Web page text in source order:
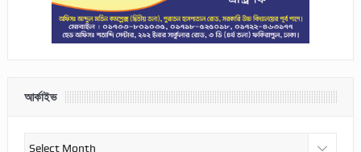
আর্কাইভ
আর্কাইভ